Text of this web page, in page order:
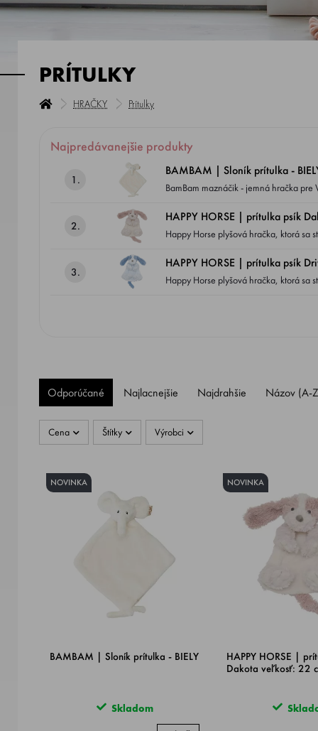
PRÍTULKY
HRAČKY Prítulky
Najpredávanejšie produkty
1.
BAMBAM | Sloník prítulka -
BamBam maznáčik - jemná hračka
2.
HAPPY HORSE | prítulka psík
Happy Horse plyšová hračka, ktorá sa
3.
HAPPY HORSE | prítulka psík
Happy Horse plyšová hračka, ktorá sa
Odporúčané Najlacnejšie Najdrahšie Názov (A-
Cena Štítky Výrobci
NOVINKA
BAMBAM | Sloník prítulka - BIELY
Skladom
NOVINKA
HAPPY HORSE |
Dakota veľkosť: 22